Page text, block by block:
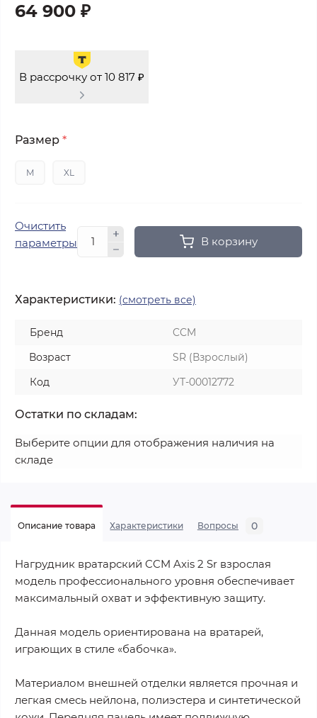
64 900 ₽
В рассрочку от 10 817 ₽
Размер *
M XL
Очистить
параметры
В корзину
Характеристики: (смотреть все)
Бренд
CCM
Возраст
SR (Взрослый)
Код
УТ-00012772
Остатки по складам:
Выберите опции для отображения наличия на
складе
Описание товара Характеристики Вопросы 0
Нагрудник вратарский CCM Axis 2 Sr взрослая
модель профессионального уровня обеспечивает
максимальный охват и эффективную защиту.
Данная модель ориентирована на вратарей,
играющих в стиле «бабочка».
Материалом внешней отделки является прочная и
легкая смесь нейлона, полиэстера и синтетической